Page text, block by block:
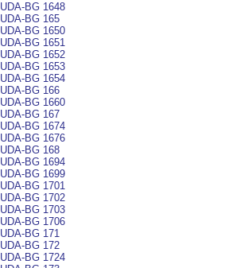
UDA-BG 1648
UDA-BG 165
UDA-BG 1650
UDA-BG 1651
UDA-BG 1652
UDA-BG 1653
UDA-BG 1654
UDA-BG 166
UDA-BG 1660
UDA-BG 167
UDA-BG 1674
UDA-BG 1676
UDA-BG 168
UDA-BG 1694
UDA-BG 1699
UDA-BG 1701
UDA-BG 1702
UDA-BG 1703
UDA-BG 1706
UDA-BG 171
UDA-BG 172
UDA-BG 1724